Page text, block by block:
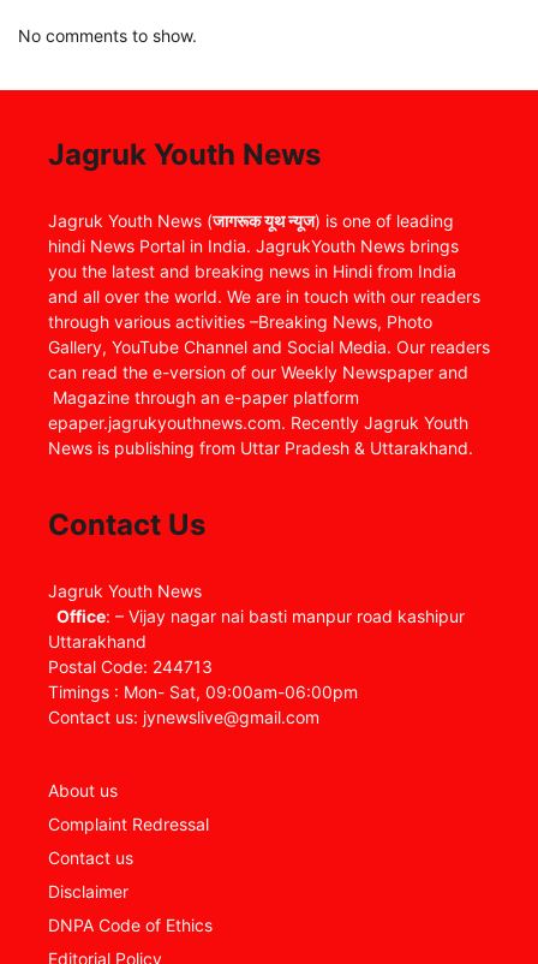
No comments to show.
Jagruk Youth News
Jagruk Youth News (जागरूक यूथ न्यूज) is one of leading
hindi News Portal in India. JagrukYouth News brings
you the latest and breaking news in Hindi from India
and all over the world. We are in touch with our readers
through various activities –Breaking News, Photo
Gallery, YouTube Channel and Social Media. Our readers
can read the e-version of our Weekly Newspaper and
Magazine through an e-paper platform
epaper.jagrukyouthnews.com. Recently Jagruk Youth
News is publishing from Uttar Pradesh & Uttarakhand.
Contact Us
Jagruk Youth News
Office: – Vijay nagar nai basti manpur road kashipur
Uttarakhand
Postal Code: 244713
Timings : Mon- Sat, 09:00am-06:00pm
Contact us: jynewslive@gmail.com
About us
Complaint Redressal
Contact us
Disclaimer
DNPA Code of Ethics
Editorial Policy